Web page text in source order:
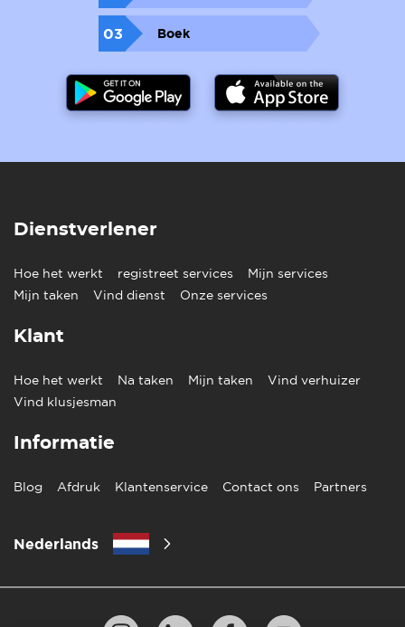
03 Boek
Dienstverlener
Hoe het werkt registreet services
Mijn services
Mijn taken
Vind dienst Onze services
Klant
Hoe het werkt Na taken Mijn taken
Vind verhuizer
Vind klusjesman
Informatie
Blog Afdruk Klantenservice Contact ons Partners
Nederlands